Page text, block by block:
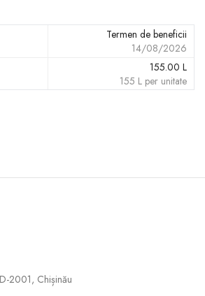
Termen de beneficii
14/08/2026
155.00 L
155 L per unitate
2001, Chișinău